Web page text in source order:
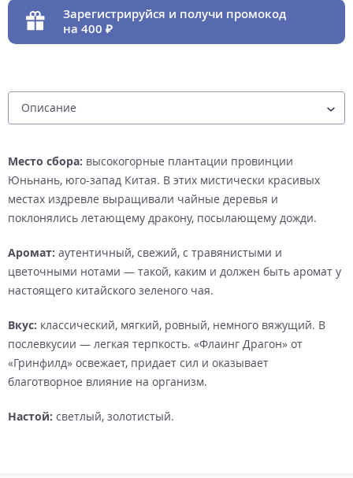
Зарегистрируйся и получи промокод
на 400
Место сбора: высокогорные плантации провинции
Юньнань, юго-запад Китая. В этих мистически красивых
местах издревле выращивали чайные деревья и
поклонялись летающему дракону, посылающему дожди.
Аромат: аутентичный, свежий, с травянистыми и
цветочными нотами — такой, каким и должен быть аромат у
настоящего китайского зеленого чая.
Вкус: классический, мягкий, ровный, немного вяжущий. В
послевкусии — легкая терпкость. «Флаинг Драгон» от
«Гринфилд» освежает, придает сил и оказывает
благотворное влияние на организм.
Настой: светлый, золотистый.